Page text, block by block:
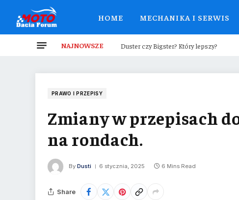
HOME MECHANIKA I SERWIS
NAJNOWSZE Duster czy Bigster? Który lepszy?
PRAWO I PRZEPISY
Zmiany w przepisach
na rondach.
By Dusti 6 stycznia, 2025 6 Mins Read
Share